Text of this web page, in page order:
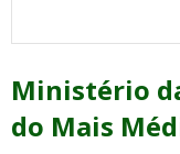
Ministério
do Mais